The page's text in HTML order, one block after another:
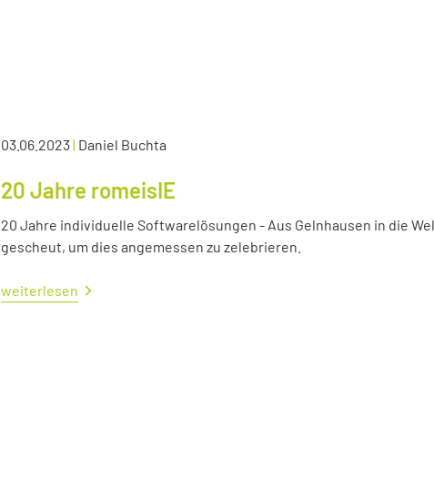
03.06.2023| Daniel Buchta
20 Jahre romeisIE
20 Jahre individuelle Softwarelösungen - Aus Gelnhausen in die
gescheut, um dies angemessen zu zelebrieren.
weiterlesen